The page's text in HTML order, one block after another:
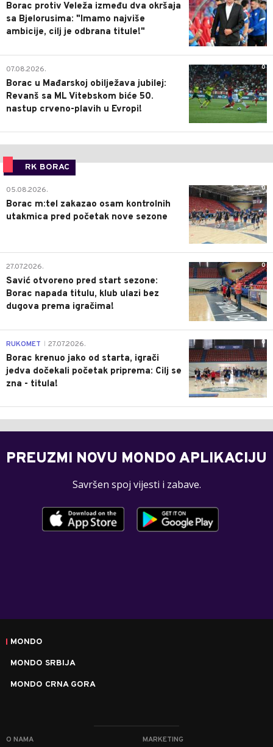
Borac protiv Veleža između dva okršaja
sa Bjelorusima: "Imamo najviše
ambicije, cilj je odbrana titule!"
0
07.08.2026.
Borac u Mađarskoj obilježava jubilej:
Revanš sa ML Vitebskom biće 50.
nastup crveno-plavih u Evropi!
RK BORAC
0
05.08.2026.
Borac m:tel zakazao osam kontrolnih
utakmica pred početak nove sezone
0
27.07.2026.
Savić otvoreno pred start sezone:
Borac napada titulu, klub ulazi bez
dugova prema igračima!
0
RUKOMET 27.07.2026.
Borac krenuo jako od starta, igrači
jedva dočekali početak priprema: Cilj se
zna - titula!
PREUZMI NOVU MONDO APLIKACIJU
Savršen spoj vijesti i zabave.
MONDO
MONDO SRBIJA
MONDO CRNA GORA
O NAMA MARKETING